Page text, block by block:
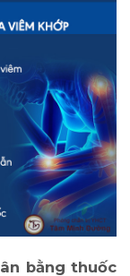
bằng thuốc